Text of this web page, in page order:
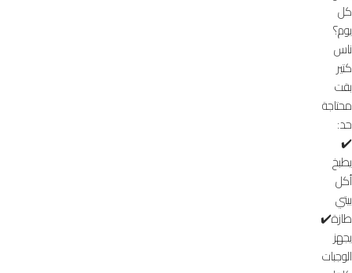
كل
يوم؟
ناس
كتير
بقت
محتاجة
حد:
✔️
يطبخ
أكل
بيتي
طازة✔️
يجهز
الوجبات